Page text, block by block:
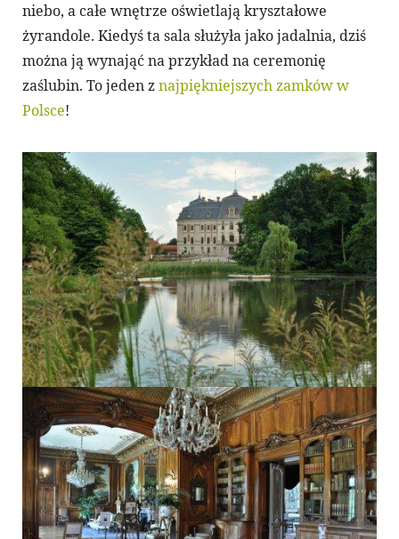
niebo, a całe wnętrze oświetlają kryształowe
żyrandole. Kiedyś ta sala służyła jako jadalnia, dziś
można ją wynająć na przykład na ceremonię
zaślubin. To jeden znajpiękniejszych zamków w
Polsce!